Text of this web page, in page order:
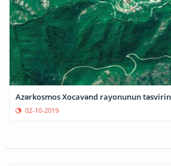
Azərkosmos Xocavənd rayonunun
02-10-2019